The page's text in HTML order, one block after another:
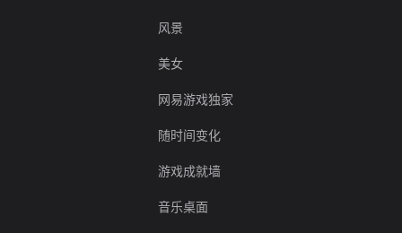
风景
美女
网易游戏独家
随时间变化
游戏成就墙
音乐桌面